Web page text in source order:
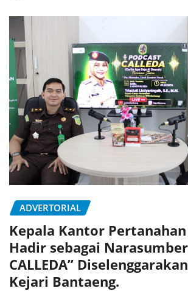
ADVERTORIAL
Kepala Kantor
Hadir sebagai
CALLEDA”
Kejari Bantaeng.